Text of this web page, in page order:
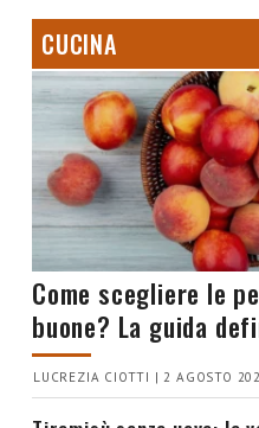
CUCINA
Come scegliere le
buone? La guida
LUCREZIA CIOTTI | 2 AGOSTO